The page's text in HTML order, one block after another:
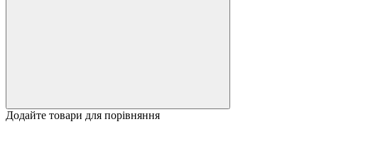
Додайте товари для порівняння